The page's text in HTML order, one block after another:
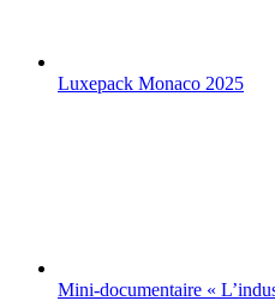
Luxepack Monaco 2025
Mini-documentaire «